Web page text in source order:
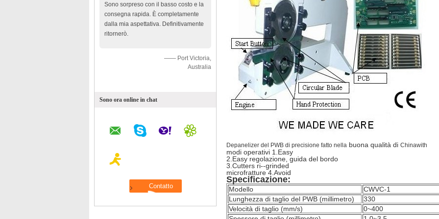
Sono sorpreso con il basso costo e la
consegna rapida. È completamente
dalla mia aspettativa. Definitivamente
ritornerò.
—— Port Victoria,
Australia
Sono ora online in chat
Parametri di lavoro
• Temperatura di lavoro: -20°C~ 70°C (l'utente in lotti potrebbe
• Gamma di umidità: 5%~ 95%, senza condensazione
Basso consumo energetico
• 5v alimentatore in CC, basso consumo energetico, <1W
Depanelizer del PWB di precisione fatto nella buona qualità di Chinawith
modi operativi 1.Easy
2.Easy regolazione, guida del bordo
3.Cutters ri--grinded
microfratture 4.Avoid
Specificazione:
Modello
CWVC-1
Lunghezza di taglio del PWB (millimetro)
330
Velocità di taglio (mm/s)
0~400